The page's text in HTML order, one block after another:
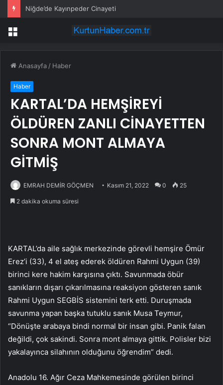
Niğde’de Kayınpeder Cinayeti
Menü
Anasayfa / Haber
Haber
KARTAL’DA HEMŞİREYİ
ÖLDÜREN ZANLI CİNAYETTEN
SONRA MONT ALMAYA
GİTMİŞ
EMRAH DEMİR GÖÇMEN Kasım 21, 2022 0 25
2 dakika okuma süresi
KARTAL’da aile sağlık merkezinde görevli hemşire Ömür
Erez’i (33), 4 el ateş ederek öldüren Rahmi Uygun (39)
birinci kere hakim karşısına çıktı. Savunmada öbür
sanıkların dışarı çıkarılmasına reaksiyon gösteren sanık
Rahmi Uygun SEGBİS sistemini terk etti. Duruşmada
savunma yapan başka tutuklu sanık Musa Teymur,
“Dönüşte arabaya bindi normal bir insan gibi. Panik falan
değildi, çok sakindi. Sonra mont almaya gittik. Polisler bizi
yakalayınca silahının olduğunu öğrendim” dedi.
Anadolu 16. Ağır Ceza Mahkemesinde görülen birinci